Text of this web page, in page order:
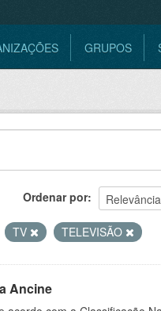
GRUPOS
Ordenar por
TV TELEVISÃO
Ancine